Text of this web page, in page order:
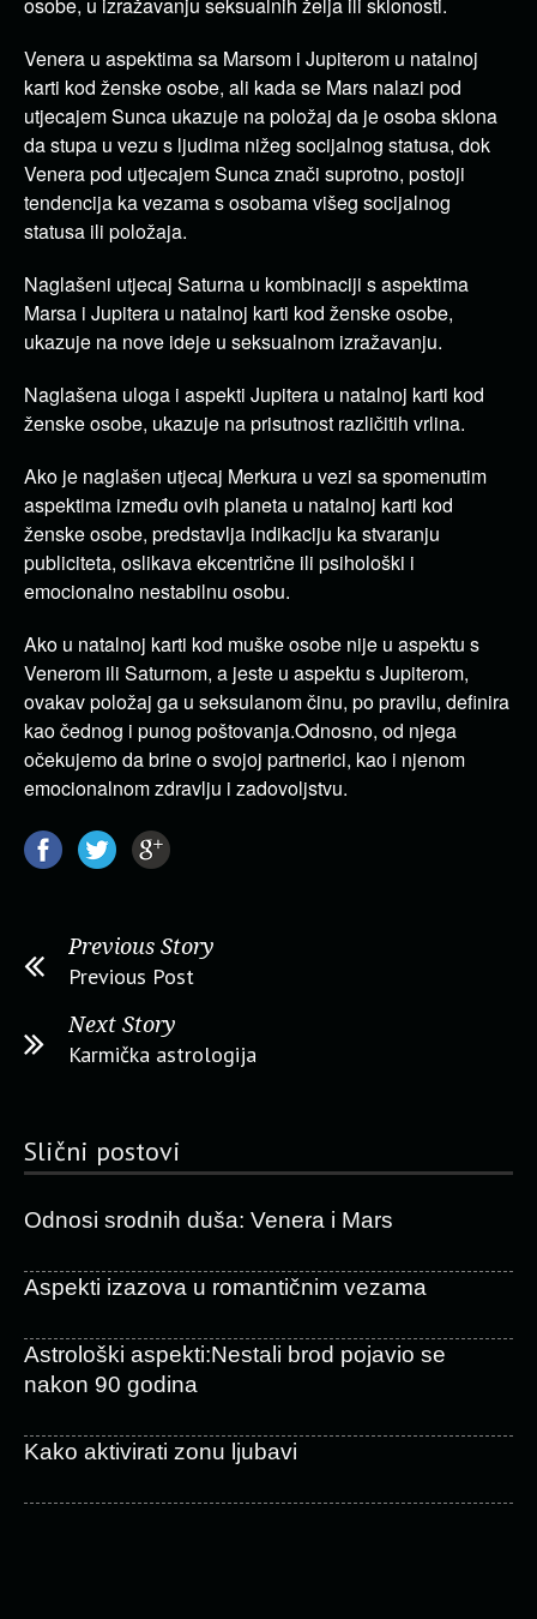
Venera u aspektima sa Marsom i Jupiterom u natalnoj
karti kod ženske osobe, ali kada se Mars nalazi pod
utjecajem Sunca ukazuje na položaj da je osoba sklona
da stupa u vezu s ljudima nižeg socijalnog statusa, dok
Venera pod utjecajem Sunca znači suprotno, postoji
tendencija ka vezama s osobama višeg socijalnog
statusa ili položaja.
Naglašeni utjecaj Saturna u kombinaciji s aspektima
Marsa i Jupitera u natalnoj karti kod ženske osobe,
ukazuje na nove ideje u seksualnom izražavanju.
Naglašena uloga i aspekti Jupitera u natalnoj karti kod
ženske osobe, ukazuje na prisutnost različitih vrlina.
Ako je naglašen utjecaj Merkura u vezi sa spomenutim
aspektima između ovih planeta u natalnoj karti kod
ženske osobe, predstavlja indikaciju ka stvaranju
publiciteta, oslikava ekcentrične ili psihološki i
emocionalno nestabilnu osobu.
Ako u natalnoj karti kod muške osobe nije u aspektu s
Venerom ili Saturnom, a jeste u aspektu s Jupiterom,
ovakav položaj ga u seksulanom činu, po pravilu, definira
kao čednog i punog poštovanja.Odnosno, od njega
očekujemo da brine o svojoj partnerici, kao i njenom
emocionalnom zdravlju i zadovoljstvu.
Previous Story
Previous Post
Next Story
Karmička astrologija
Slični postovi
Odnosi srodnih duša: Venera i Mars
Aspekti izazova u romantičnim vezama
Astrološki aspekti:Nestali brod pojavio se
nakon 90 godina
Kako aktivirati zonu ljubavi